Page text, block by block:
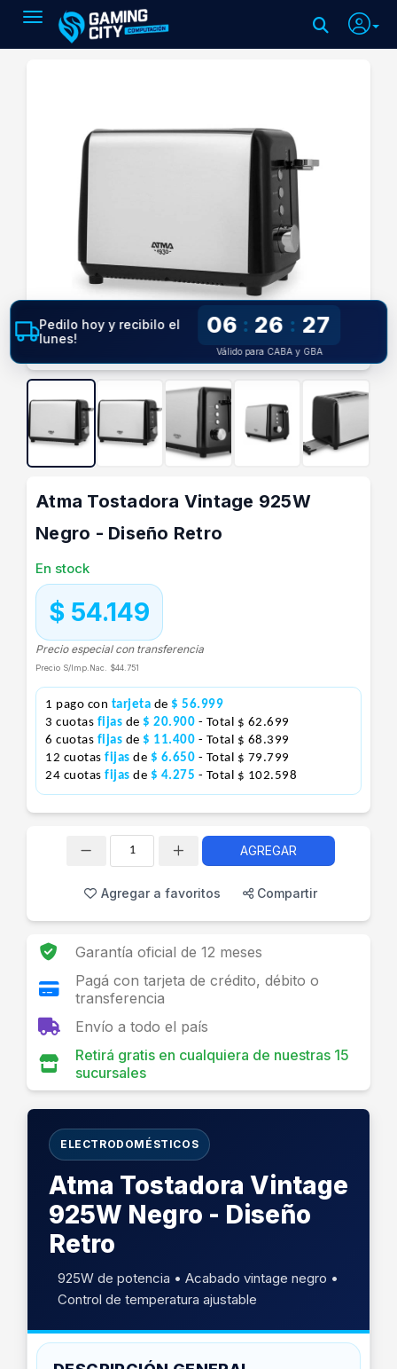
Toggle navigation
Atma Tostadora Vintage 925W
Negro - Diseño Retro
En stock
$ 54.149
Precio especial con transferencia
Precio S/Imp.Nac. $44.751
1 pago con tarjeta de $ 56.999
3 cuotas fijas de $ 20.900 - Total $ 62.699
6 cuotas fijas de $ 11.400 - Total $ 68.399
12 cuotas fijas de $ 6.650 - Total $ 79.799
24 cuotas fijas de $ 4.275 - Total $ 102.598
Pedilo hoy y recibilo el
lunes!
06 : 26 : 26
Válido para CABA y GBA
AGREGAR
Agregar a favoritos Compartir
Garantía oficial de 12 meses
Pagá con tarjeta de crédito, débito o
transferencia
Envío a todo el país
Retirá gratis en cualquiera de nuestras 15
sucursales
ELECTRODOMÉSTICOS
Atma Tostadora Vintage
925W Negro - Diseño
Retro
925W de potencia • Acabado vintage negro •
Control de temperatura ajustable